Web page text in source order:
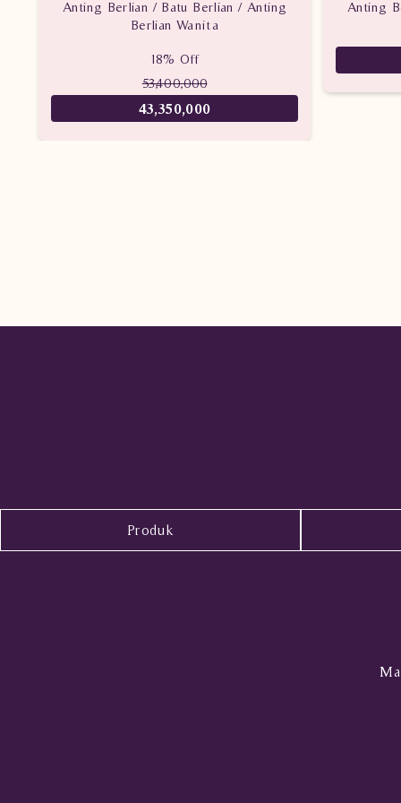
Anting Berlian / Batu Berlian / Anting
Berlian Wanita
18% Off
53,400,000
43,350,000
Anting
Produk